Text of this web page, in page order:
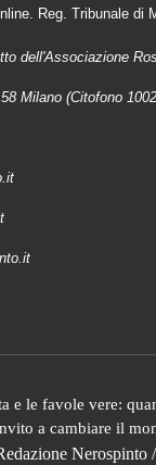
Reg. Tribunale di
dell'Associazione
Milano (Citofono
e le favole vere:
a cambiare il
Nerospinto